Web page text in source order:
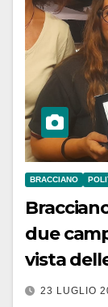
BRACCIANO
due
vista
23 LUGLIO